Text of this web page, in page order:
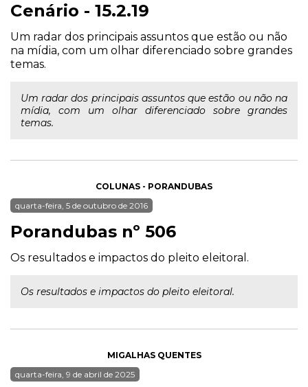
Cenário - 15.2.19
Um radar dos principais assuntos que estão ou não
na mídia, com um olhar diferenciado sobre grandes
temas.
Um radar dos principais assuntos que estão ou não na
mídia, com um olhar diferenciado sobre grandes
temas.
COLUNAS - PORANDUBAS
quarta-feira, 5 de outubro de 2016
Porandubas nº 506
Os resultados e impactos do pleito eleitoral.
Os resultados e impactos do pleito eleitoral.
MIGALHAS QUENTES
quarta-feira, 9 de abril de 2025